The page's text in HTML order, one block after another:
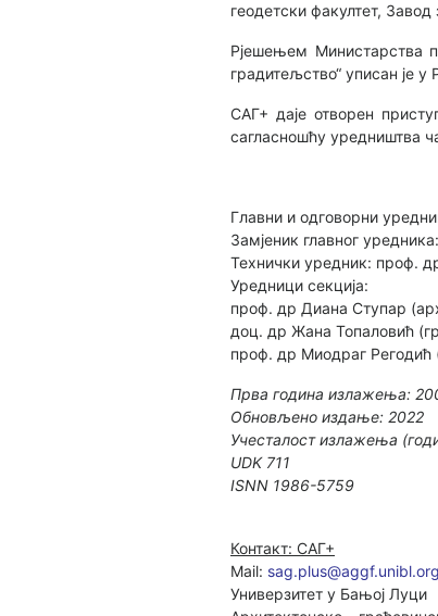
геодетски факултет,
Рјешењем Министарства
градитељство“ уписан је
САГ+ даје отворен
сагласношћу уредништва
Главни и одговорни
Замјеник главног
Технички уредник: проф.
Уредници секција:
проф. др Диана Ступар
доц. др Жана Топаловић
проф. др Миодраг Регодић
Прва година излажења:
Обновљено издање: 2022
Учесталост излажења
UDK 711
ISNN 1986-5759
Контакт: САГ+
Mail: sag.plus@aggf.unibl.org
Универзитет у Бањој Луци